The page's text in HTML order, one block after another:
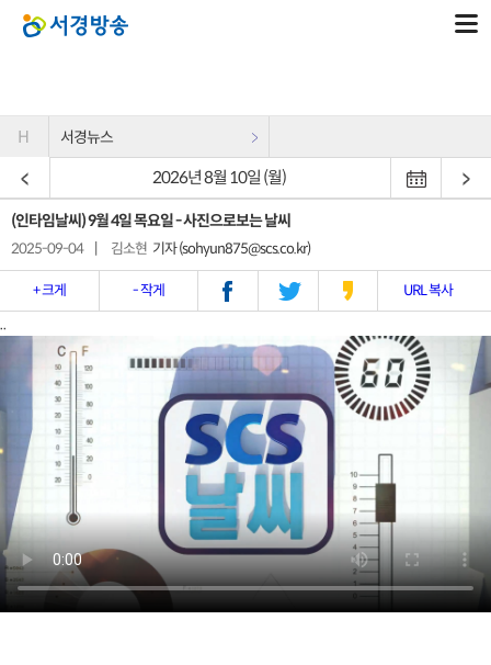
H 서경뉴스
2026년 8월 10일 (월)
(인타임날씨) 9월 4일 목요일 - 사진으로보는 날씨
2025-09-04 김소현 기자 (sohyun875@scs.co.kr)
+ 크게 - 작게 URL 복사
..